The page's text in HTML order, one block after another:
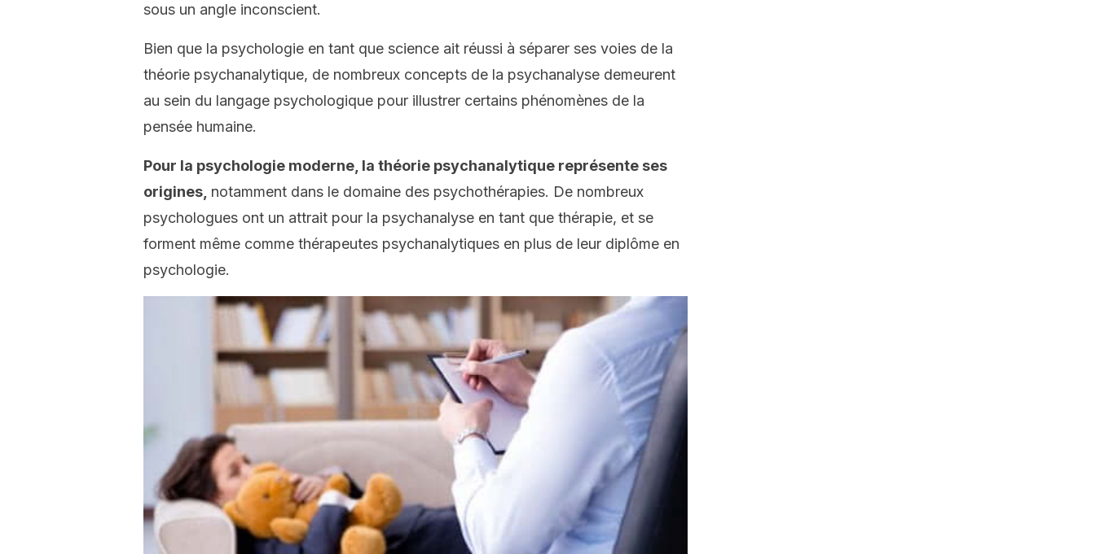
sous un angle inconscient.
Bien que la psychologie en tant que science ait réussi à séparer ses voies de la
théorie psychanalytique, de nombreux concepts de la psychanalyse demeurent
au sein du langage psychologique pour illustrer certains phénomènes de la
pensée humaine.
Pour la psychologie moderne, la théorie psychanalytique représente ses
origines, notamment dans le domaine des psychothérapies. De nombreux
psychologues ont un attrait pour la psychanalyse en tant que thérapie, et se
forment même comme thérapeutes psychanalytiques en plus de leur diplôme en
psychologie.